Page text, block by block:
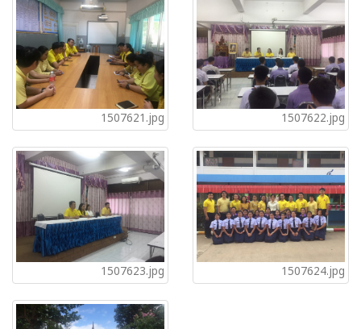
1507621.jpg 1507622.jpg
1507623.jpg 1507624.jpg